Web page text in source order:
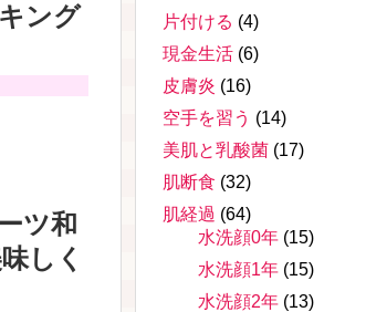
ング
ツ和
しく
片付ける (4)
現金生活 (6)
皮膚炎 (16)
空手を習う (14)
美肌と乳酸菌 (17)
肌断食 (32)
肌経過 (64)
水洗顔0年 (15)
水洗顔1年 (15)
水洗顔2年 (13)